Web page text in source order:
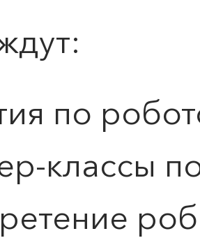
по
классы